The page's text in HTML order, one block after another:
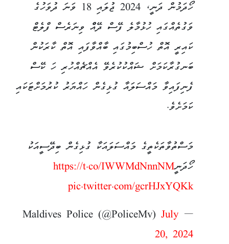
ހޯދަމުން ދަނީ، 2024 ޖުލައި 18 ވަނަ ދުވަހުގެ
ވަގުތެއްގައި ހުޅުމާލެ ފޭސް ދޭއްް ވިނަރެސް ފްލެޓް
ކައިރީ އޮތް ހުސްބިމުގައި ބާއްވާފައި އޮތް ކާރަކުން
ބަނގުރާކަމަށް ޝައްކުކުރެވޭ އެއްޗެއްހުރި ހަ ކޭސް
ފެނިފައިވާ މައްސަލައާ ގުޅިގެން ހައްޔަރު ކުރުމަށްޓަކައި
ކަމަށެވެ.
މަސްތުވާތަކެތީގެ މައްސަލައަކާ ގުޅިގެން ބިދޭސީއަކު
ހޯދަނީhttps://t.co/IWWMdNnnNM
pic.twitter.com/gcrHJxYQKk
— Maldives Police (@PoliceMv)
July
20, 2024